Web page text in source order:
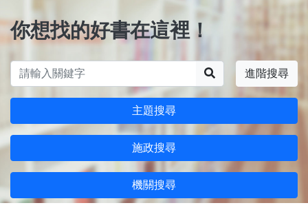
你想找的好書在這裡！
進階搜尋
主題搜尋
施政搜尋
機關搜尋